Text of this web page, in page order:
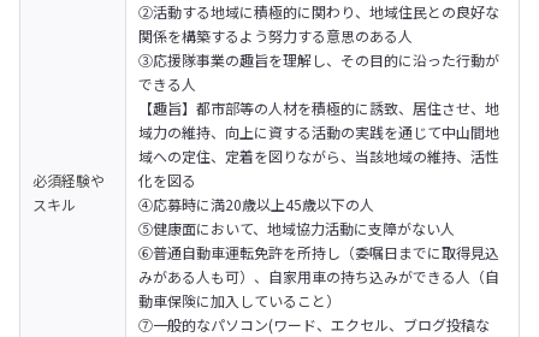
必須経験や
スキル
②活動する地域に積極的に関わり、地域住民との良好な
関係を構築するよう努力する意思のある人
③応援隊事業の趣旨を理解し、その目的に沿った行動が
できる人
【趣旨】都市部等の人材を積極的に誘致、居住させ、地
域力の維持、向上に資する活動の実践を通じて中山間地
域への定住、定着を図りながら、当該地域の維持、活性
化を図る
④応募時に満20歳以上45歳以下の人
⑤健康面において、地域協力活動に支障がない人
⑥普通自動車運転免許を所持し（委嘱日までに取得見込
みがある人も可）、自家用車の持ち込みができる人（自
動車保険に加入していること）
⑦一般的なパソコン(ワード、エクセル、ブログ投稿な